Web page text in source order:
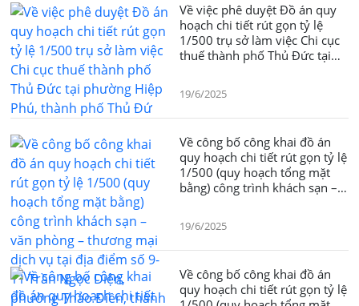
Về việc phê duyệt Đồ án quy
hoạch chi tiết rút gọn tỷ lệ
1/500 trụ sở làm việc Chi cục
thuế thành phố Thủ Đức tại
19/6/2025
Về công bố công khai đồ án
quy hoạch chi tiết rút gọn tỷ lệ
1/500 (quy hoạch tổng mặt
bằng) công trình khách sạn –
Ngọc Diện, phường Thảo Điền,
thành phố Thủ Đức
19/6/2025
Về công bố công khai đồ án
quy hoạch chi tiết rút gọn tỷ lệ